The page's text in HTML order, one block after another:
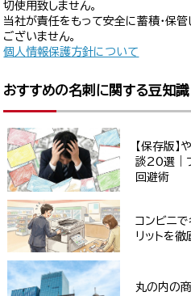
切使用致しません。
当社が責任をもって安全に蓄積・保管
ございません。
個人情報保護方針について
おすすめの名刺に関する豆知識
【保存版
談20選｜
回避術
コンビニ
リットを徹
丸の内の